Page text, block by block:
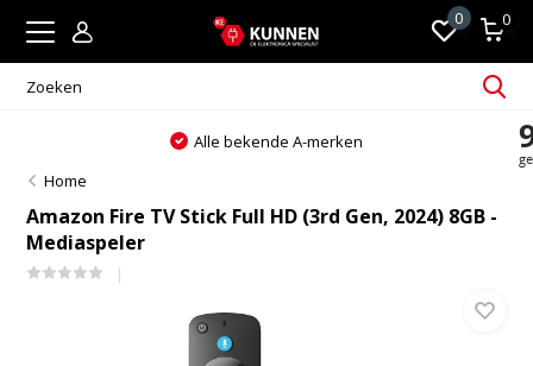
0 0
Alle bekende A-merken
Home
Amazon Fire TV Stick Full HD (3rd Gen, 2024) 8GB -
Mediaspeler